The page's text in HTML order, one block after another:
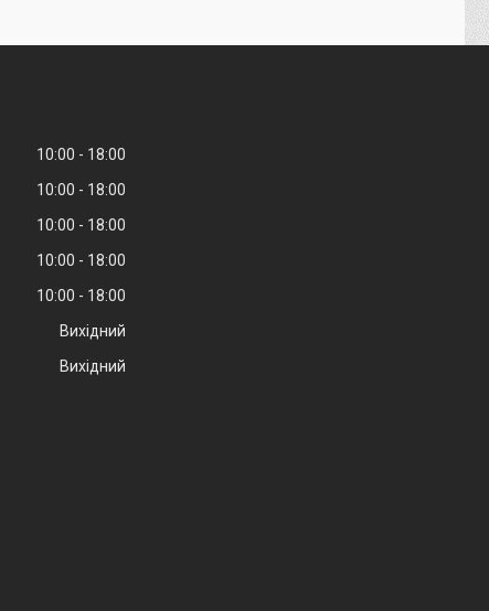
10:00
18:00
10:00
18:00
10:00
18:00
10:00
18:00
10:00
18:00
Вихідний
Вихідний